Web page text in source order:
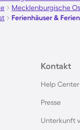
Ferienwohnung
Mecklenburgische
Ferienhäuser &
Kontakt
Help
Presse
Unterkunft